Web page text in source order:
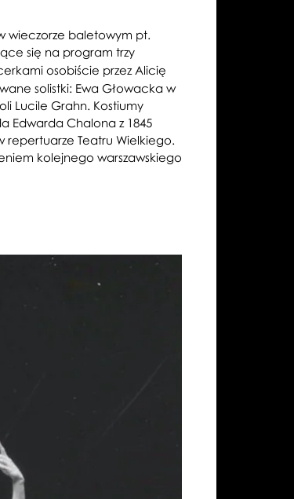
wieczorze baletowym pt.
się na program trzy
osobiście przez Alicię
solistki: Ewa Głowacka w
Lucile Grahn. Kostiumy
Edwarda Chalona z 1845
repertuarze Teatru Wielkiego.
kolejnego warszawskiego